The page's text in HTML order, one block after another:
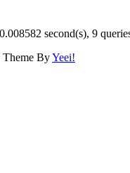
second(s), 9
Theme ByYeei!